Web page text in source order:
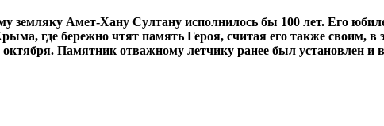
земляку Амет-Хану Султану исполнилось бы 100 лет. Его
где бережно чтят память Героя, считая его также своим, в
октября. Памятник отважному летчику ранее был установлен